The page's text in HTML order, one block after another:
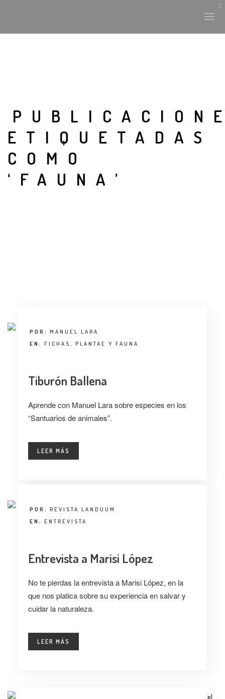
ETIQUETADAS
COMO
‘FAUNA’
POR: MANUEL LARA
EN: FICHAS , PLANTAE Y FAUNA
Tiburón Ballena
Aprende con Manuel Lara sobre especies en los
“Santuarios de animales”.
LEER MÁS
POR: REVISTA LANDUUM
EN: ENTREVISTA
Entrevista a Marisi López
No te pierdas la entrevista a Marisi López, en la
que nos platica sobre su experiencia en salvar y
cuidar la naturaleza.
LEER MÁS